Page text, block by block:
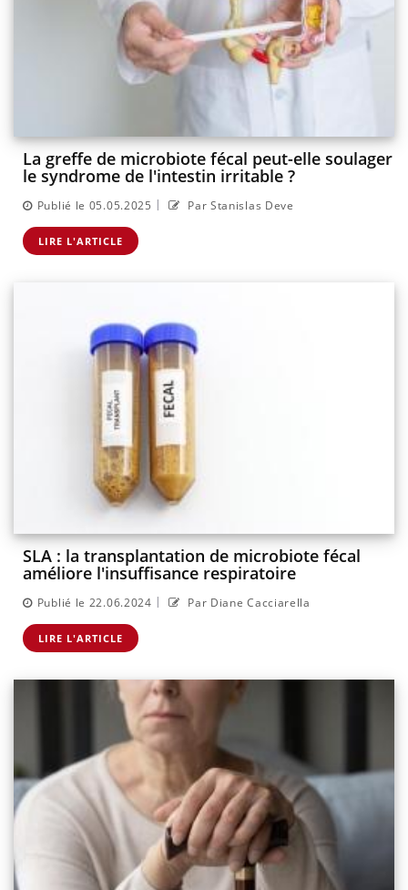
La greffe de microbiote fécal peut-elle soulager
le syndrome de l'intestin irritable ?
Publié le 05.05.2025 | Par Stanislas Deve
LIRE L'ARTICLE
SLA : la transplantation de microbiote fécal
améliore l'insuffisance respiratoire
Publié le 22.06.2024 | Par Diane Cacciarella
LIRE L'ARTICLE